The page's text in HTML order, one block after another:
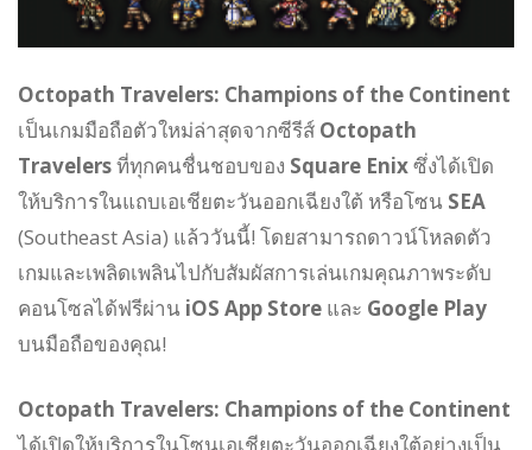
Octopath Travelers: Champions of the Continent
เป็นเกมมือถือตัวใหม่ล่าสุดจากซีรีส์ Octopath
Travelersที่ทุกคนชื่นชอบของ Square Enixซึ่งได้เปิด
ให้บริการในแถบเอเชียตะวันออกเฉียงใต้ หรือโซน SEA
(Southeast Asia) แล้ววันนี้! โดยสามารถดาวน์โหลดตัว
เกมและเพลิดเพลินไปกับสัมผัสการเล่นเกมคุณภาพระดับ
คอนโซลได้ฟรีผ่าน iOS App Store และ Google Play
บนมือถือของคุณ!
Octopath Travelers: Champions of the Continent
ได้เปิดให้บริการในโซนเอเชียตะวันออกเฉียงใต้อย่างเป็น